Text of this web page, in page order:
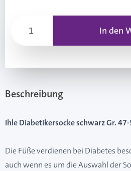
In den
Beschreibung
Ihle Diabetikersocke schwarz Gr.
Die Füße verdienen bei Diabetes
auch wenn es um die Auswahl der